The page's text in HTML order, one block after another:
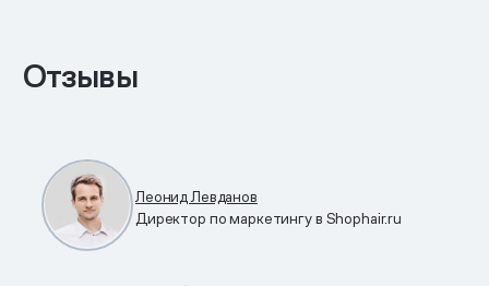
Отзывы
Леонид Левданов
Директор по маркетингу в Shophair.ru